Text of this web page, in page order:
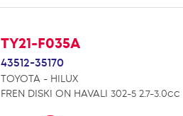
TY21-F035A
43512-35170
TOYOTA - HILUX
FREN DISKI ON HAVALI 302-5 2.7-3.0cc